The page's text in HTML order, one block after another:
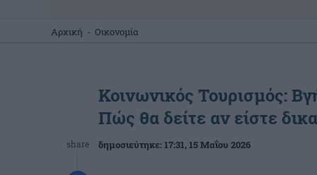
Αρχική - Οικονομία
share
Κοινωνικός Τουρισμός:
Πώς θα δείτε αν είστε
δημοσιεύτηκε:17:31, 15 Μαΐου 2026